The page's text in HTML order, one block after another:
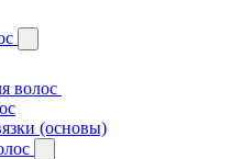
волос
(основы)